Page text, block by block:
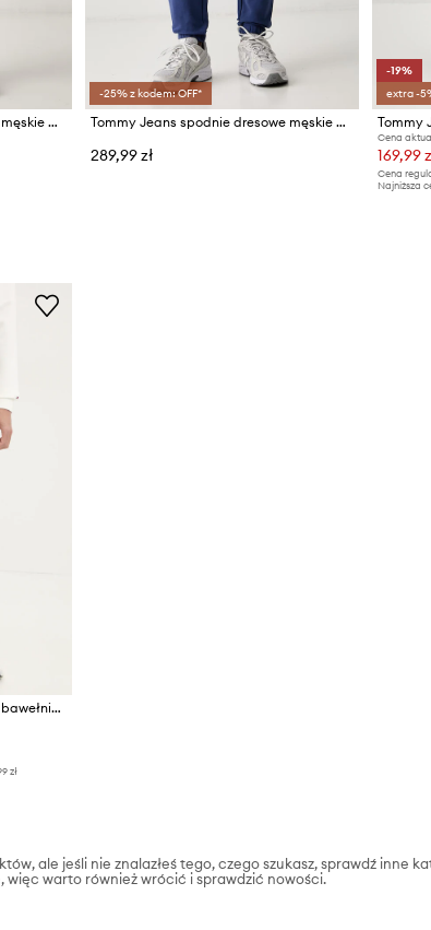
Tommy Jeans spodnie dresowe męskie bawełniane
-25% z kodem: OFF*
Tommy Jeans spodnie dresowe męskie bawełniane
289,99 zł
-19%
extra -
Cena
169,99
Cena
Najniższa
Tommy Jeans spodnie dresowe bawełniane
zł
ale jeśli nie znalazłeś tego, czego szukasz, sprawdź inne
warto również wrócić i sprawdzić nowości.